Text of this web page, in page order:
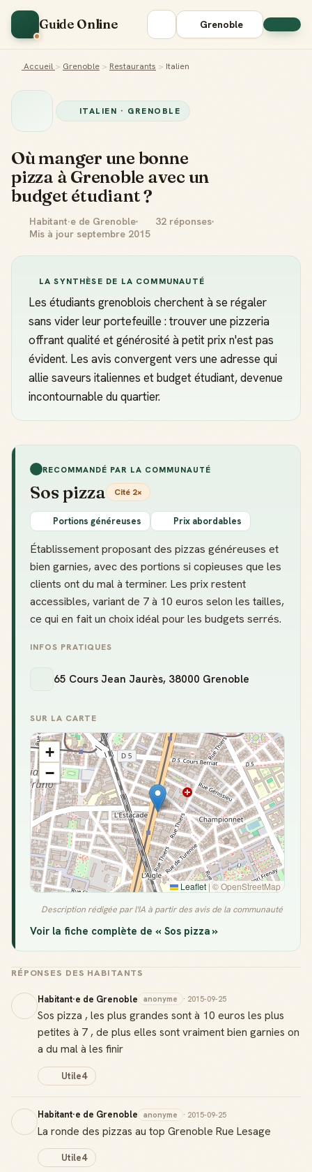
Guide Online Grenoble
Accueil > Grenoble > Restaurants > Italien
ITALIEN · GRENOBLE
Où manger une bonne
pizza à Grenoble avec un
budget étudiant ?
Habitant·e de Grenoble
32 réponses
Mis à jour septembre 2015
LA SYNTHÈSE DE LA COMMUNAUTÉ
Les étudiants grenoblois cherchent à se régaler
sans vider leur portefeuille : trouver une pizzeria
offrant qualité et générosité à petit prix n'est pas
évident. Les avis convergent vers une adresse qui
allie saveurs italiennes et budget étudiant, devenue
incontournable du quartier.
RECOMMANDÉ PAR LA COMMUNAUTÉ
Sos pizza Cité 2×
Portions généreuses Prix abordables
Établissement proposant des pizzas généreuses et
bien garnies, avec des portions si copieuses que les
clients ont du mal à terminer. Les prix restent
accessibles, variant de 7 à 10 euros selon les tailles,
ce qui en fait un choix idéal pour les budgets serrés.
INFOS PRATIQUES
65 Cours Jean Jaurès, 38000 Grenoble
SUR LA CARTE
+
−
Leaflet |© OpenStreetMap
Description rédigée par l'IA à partir des avis de la communauté
Voir la fiche complète de « Sos pizza »
RÉPONSES DES HABITANTS
Habitant·e de Grenoble anonyme · 2015-09-25
Sos pizza , les plus grandes sont à 10 euros les plus
petites à 7 , de plus elles sont vraiment bien garnies on
a du mal à les finir
Utile4
Habitant·e de Grenoble anonyme · 2015-09-25
La ronde des pizzas au top Grenoble Rue Lesage
Utile4